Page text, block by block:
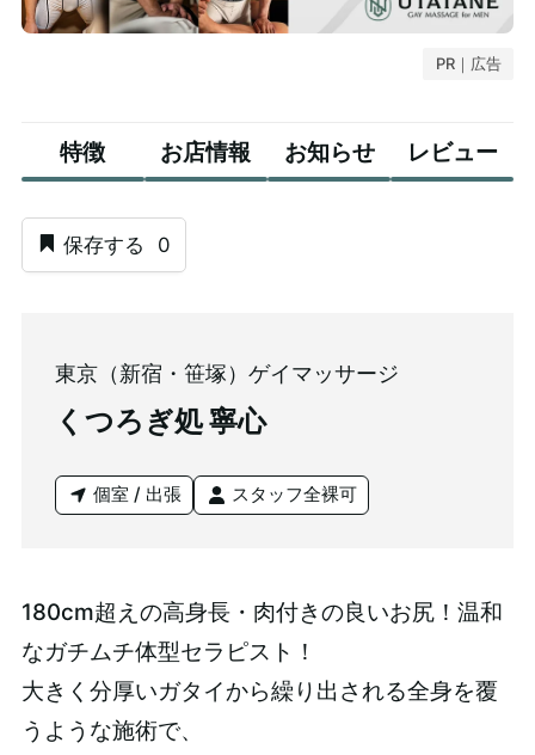
PR｜広告
特徴 お店情報 お知らせ レビュー
保存する 0
東京（新宿・笹塚）ゲイマッサージ
くつろぎ処 寧心
個室 / 出張 スタッフ全裸可
180cm超えの高身長・肉付きの良いお尻！温和
なガチムチ体型セラピスト！
大きく分厚いガタイから繰り出される全身を覆
うような施術で、